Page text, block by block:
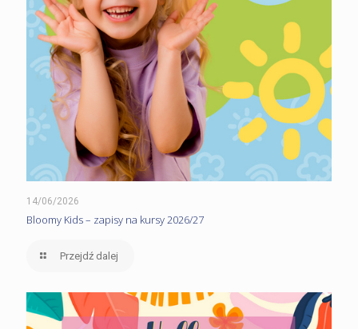
14/06/2026
Bloomy Kids – zapisy na kursy 2026/27
Przejdź dalej